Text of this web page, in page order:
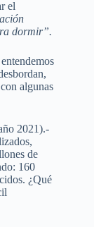
el
dormir”.
algunas
2021).-
de
160
¿Qué